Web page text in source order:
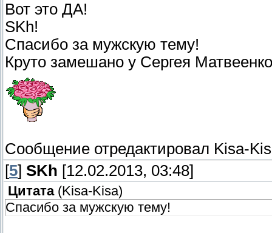
Вот это ДА!
SKh!
Спасибо за мужскую тему!
Круто замешано у Сергея
Сообщение отредактировал Kisa-
[5] SKh [12.02.2013, 03:48]
Цитата(Kisa-Kisa)
Спасибо за мужскую тему!